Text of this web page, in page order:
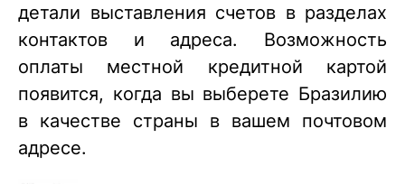
детали выставления счетов в разделах
контактов и адреса. Возможность
оплаты местной кредитной картой
появится, когда вы выберете Бразилию
в качестве страны в вашем почтовом
адресе.